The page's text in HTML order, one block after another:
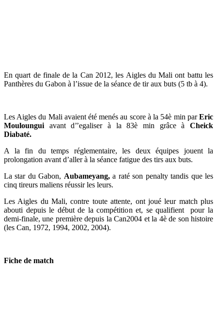
En quart de finale de la Can 2012, les Aigles du Mali ont battu les
Panthères du Gabon à l’issue de la séance de tir aux buts (5 tb à 4).
Les Aigles du Mali avaient été menés au score à la 54è min parEric
Mouloungui avant d’’egaliser à la 83è min grâce àCheick
Diabaté.
A la fin du temps réglementaire, les deux équipes jouent la
prolongation avant d’aller à la séance fatigue des tirs aux buts.
La star du Gabon, Aubameyang,a raté son penalty tandis que les
cinq tireurs maliens réussir les leurs.
Les Aigles du Mali, contre toute attente, ont joué leur match plus
abouti depuis le début de la compétition et, se qualifient pour la
demi-finale, une première depuis la Can2004 et la 4è de son histoire
(les Can, 1972, 1994, 2002, 2004).
Fiche de match